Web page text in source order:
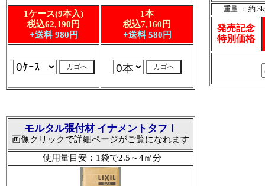
1ケース(9本入)
税込62,190円
+送料 980円
1本
税込7,160円
+送料 580円
重量 ： 約
発売記念
特別価格
モルタル張付材 イナメントタフⅠ
画像クリックで詳細ページがご覧になれます
使用量目安：1袋で2.5～4㎡分